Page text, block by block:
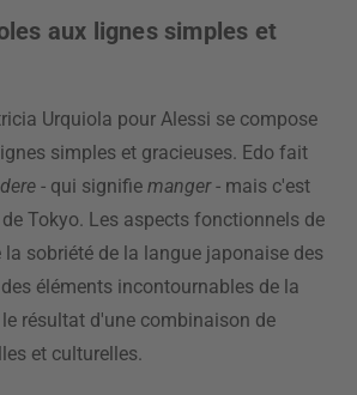
aux lignes simples et
Urquiola pour Alessi se compose
simples et gracieuses. Edo fait
- qui signifie manger- mais c'est
Tokyo. Les aspects fonctionnels de
la sobriété de la langue japonaise des
éléments incontournables de la
résultat d'une combinaison de
et culturelles.